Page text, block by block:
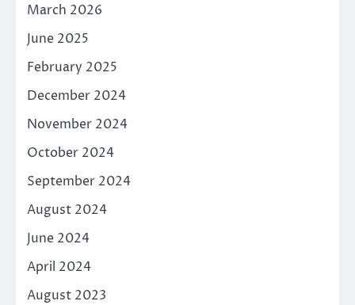
March 2026
June 2025
February 2025
December 2024
November 2024
October 2024
September 2024
August 2024
June 2024
April 2024
August 2023